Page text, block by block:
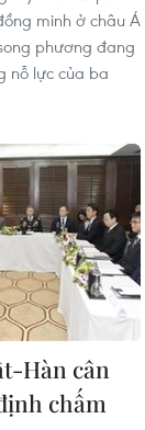
minh ở châu Á
phương đang
nỗ lực của ba
Hàn cân
chấm